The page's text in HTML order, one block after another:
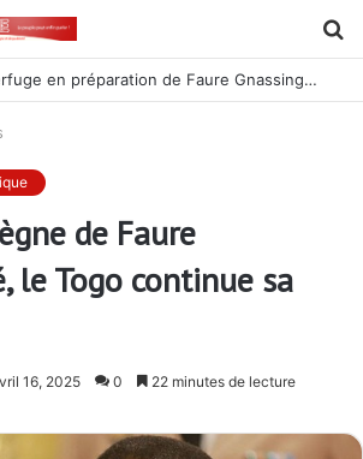
Nouveau subterfuge en préparation de Faure Gnassingbé pour ne jamais partir ; les Togolais disent non et sont vent debout
de Faure
le Togo continue sa
16, 2025 0 22 minutes de lecture